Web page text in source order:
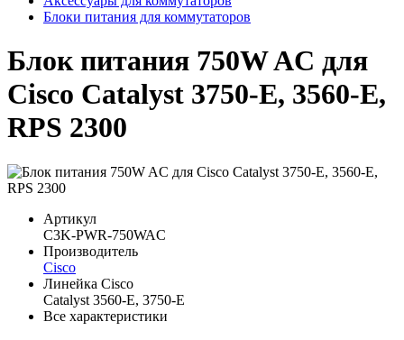
Блоки питания для коммутаторов
Блок питания 750W AC для
Cisco Catalyst 3750-E, 3560-E,
RPS 2300
Артикул
C3K-PWR-750WAC
Производитель
Cisco
Линейка Cisco
Catalyst 3560-E, 3750-E
Все характеристики